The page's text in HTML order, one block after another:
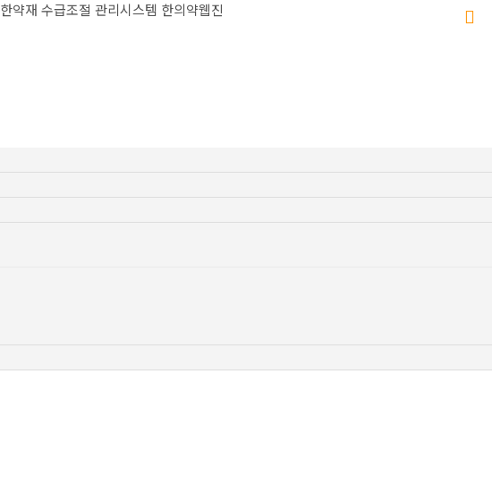
한약재 수급조절 관리시스템 한의약웹진